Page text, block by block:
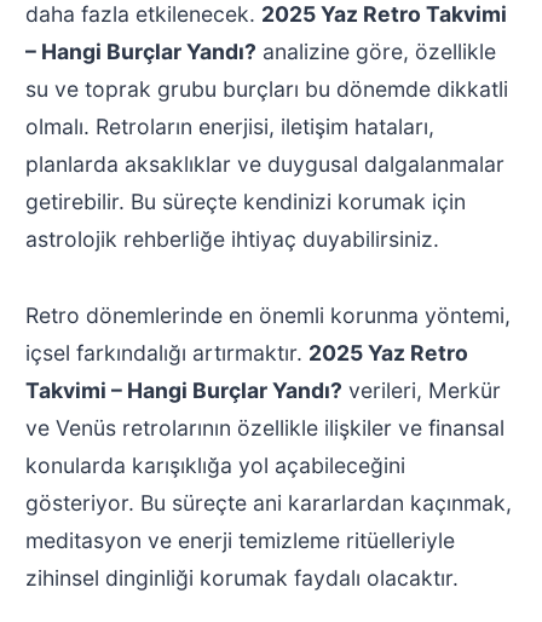
daha fazla etkilenecek. 2025 Yaz Retro Takvimi
– Hangi Burçlar Yandı? analizine göre, özellikle
su ve toprak grubu burçları bu dönemde dikkatli
olmalı. Retroların enerjisi, iletişim hataları,
planlarda aksaklıklar ve duygusal dalgalanmalar
getirebilir. Bu süreçte kendinizi korumak için
astrolojik rehberliğe ihtiyaç duyabilirsiniz.
Retro dönemlerinde en önemli korunma yöntemi,
içsel farkındalığı artırmaktır. 2025 Yaz Retro
Takvimi – Hangi Burçlar Yandı? verileri, Merkür
ve Venüs retrolarının özellikle ilişkiler ve finansal
konularda karışıklığa yol açabileceğini
gösteriyor. Bu süreçte ani kararlardan kaçınmak,
meditasyon ve enerji temizleme ritüelleriyle
zihinsel dinginliği korumak faydalı olacaktır.
Web sitemizde size en iyi deneyimi sunmak için çerezleri
kullanıyoruz. Hangi çerezleri kullandığımız hakkında daha fazla
şey öğrenebilir veyaayarlardankapatabilirsiniz.
Kabul et Reddet GDPR çerez şeridini kapat